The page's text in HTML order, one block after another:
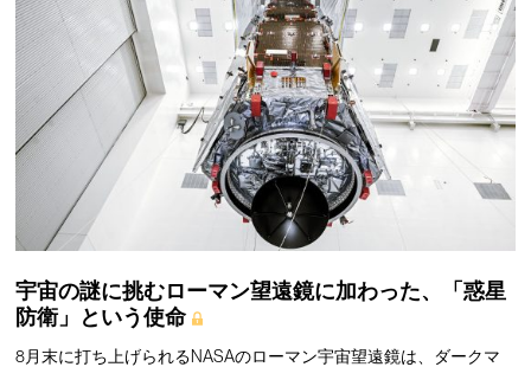
宇宙の謎に挑むローマン望遠鏡に加わった、「惑星
防衛」という使命
8月末に打ち上げられるNASAのローマン宇宙望遠鏡は、ダークマ